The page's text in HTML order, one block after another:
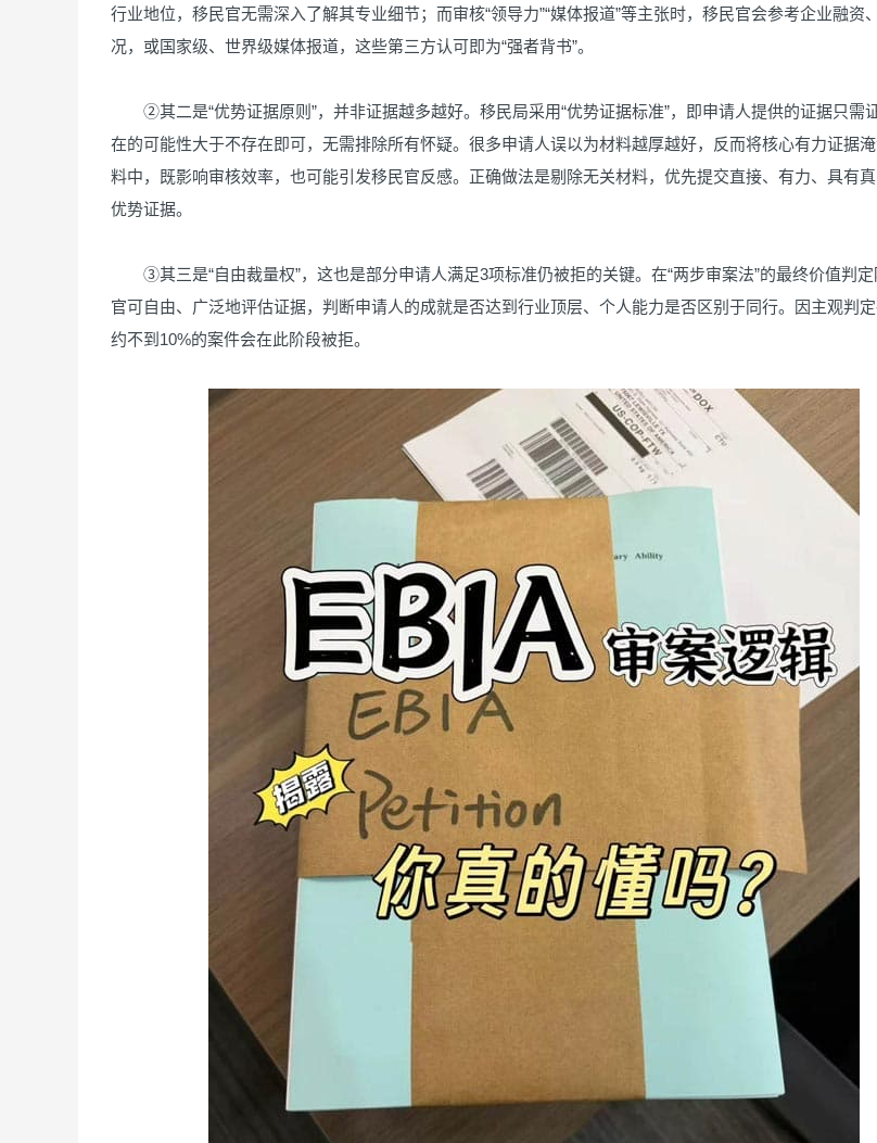
行业地位，移民官无需深入了解其专业细节；而审核“领导力”“媒体报道”等主张时，移民官会参考企业融资
况，或国家级、世界级媒体报道，这些第三方认可即为“强者背书”。
②其二是“优势证据原则”，并非证据越多越好。移民局采用“优势证据标准”，即申请人提供的证据只需
在的可能性大于不存在即可，无需排除所有怀疑。很多申请人误以为材料越厚越好，反而将核心有力证据
料中，既影响审核效率，也可能引发移民官反感。正确做法是剔除无关材料，优先提交直接、有力、具有
优势证据。
③其三是“自由裁量权”，这也是部分申请人满足3项标准仍被拒的关键。在“两步审案法”的最终价值判定
官可自由、广泛地评估证据，判断申请人的成就是否达到行业顶层、个人能力是否区别于同行。因主观判定
约不到10%的案件会在此阶段被拒。